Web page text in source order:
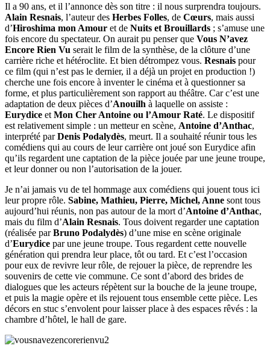
Il a 90 ans, et il l’annonce dès son titre : il nous surprendra toujours.
Alain Resnais, l’auteur des Herbes Folles, de Cœurs, mais aussi
d’Hiroshima mon Amour et de Nuits et Brouillards ; s’amuse une
fois encore du spectateur. On aurait pu penser que Vous N’avez
Encore Rien Vu serait le film de la synthèse, de la clôture d’une
carrière riche et hétéroclite. Et bien détrompez vous. Resnais pour
ce film (qui n’est pas le dernier, il a déjà un projet en production !)
cherche une fois encore à inventer le cinéma et à questionner sa
forme, et plus particulièrement son rapport au théâtre. Car c’est une
adaptation de deux pièces d’Anouilh à laquelle on assiste :
Eurydice et Mon Cher Antoine ou l’Amour Raté. Le dispositif
est relativement simple : un metteur en scène, Antoine d’Anthac,
interprété parDenis Podalydès, meurt. Il a souhaité réunir tous les
comédiens qui au cours de leur carrière ont joué son Eurydice afin
qu’ils regardent une captation de la pièce jouée par une jeune troupe,
et leur donner ou non l’autorisation de la jouer.
Je n’ai jamais vu de tel hommage aux comédiens qui jouent tous ici
leur propre rôle. Sabine, Mathieu, Pierre, Michel, Anne sont tous
aujourd’hui réunis, non pas autour de la mort d’Antoine d’Anthac,
mais du film d’Alain Resnais. Tous doivent regarder une captation
(réalisée parBruno Podalydès) d’une mise en scène originale
d’Eurydice par une jeune troupe. Tous regardent cette nouvelle
génération qui prendra leur place, tôt ou tard. Et c’est l’occasion
pour eux de revivre leur rôle, de rejouer la pièce, de reprendre les
souvenirs de cette vie commune. Ce sont d’abord des brides de
dialogues que les acteurs répètent sur la bouche de la jeune troupe,
et puis la magie opère et ils rejouent tous ensemble cette pièce. Les
décors en stuc s’envolent pour laisser place à des espaces rêvés : la
chambre d’hôtel, le hall de gare.